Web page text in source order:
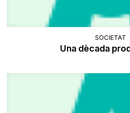
SOCIETAT
Una dècada